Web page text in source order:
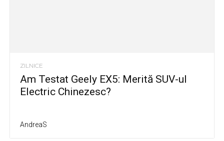
ZILNICE
Am Testat Geely EX5: Merită SUV-ul
Electric Chinezesc?
AndreaS